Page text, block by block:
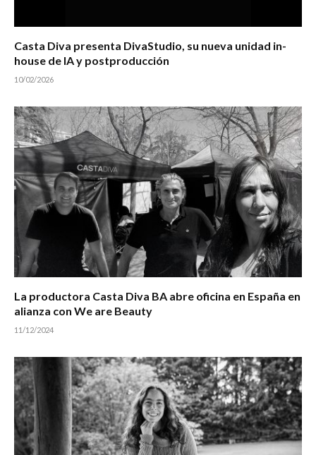
Casta Diva presenta DivaStudio, su nueva unidad in-
house de IA y postproducción
10/02/2026
La productora Casta Diva BA abre oficina en España en
alianza con We are Beauty
11/12/2024